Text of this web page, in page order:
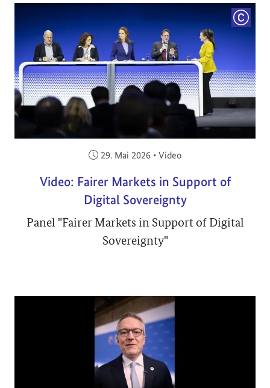
Veröffentlicht am:
29. Mai 2026 • Video
Video: Fairer Markets in Support of
Digital Sovereignty
Panel "Fairer Markets in Support of Digital
Sovereignty"